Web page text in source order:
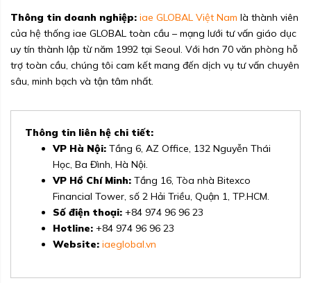
Thông tin doanh nghiệp: iae GLOBAL Việt Nam là thành viên
của hệ thống iae GLOBAL toàn cầu – mạng lưới tư vấn giáo dục
uy tín thành lập từ năm 1992 tại Seoul. Với hơn 70 văn phòng hỗ
trợ toàn cầu, chúng tôi cam kết mang đến dịch vụ tư vấn chuyên
sâu, minh bạch và tận tâm nhất.
Thông tin liên hệ chi tiết:
VP Hà Nội: Tầng 6, AZ Office, 132 Nguyễn Thái
Học, Ba Đình, Hà Nội.
VP Hồ Chí Minh: Tầng 16, Tòa nhà Bitexco
Financial Tower, số 2 Hải Triều, Quận 1, TP.HCM.
Số điện thoại: +84 974 96 96 23
Hotline: +84 974 96 96 23
Website: iaeglobal.vn